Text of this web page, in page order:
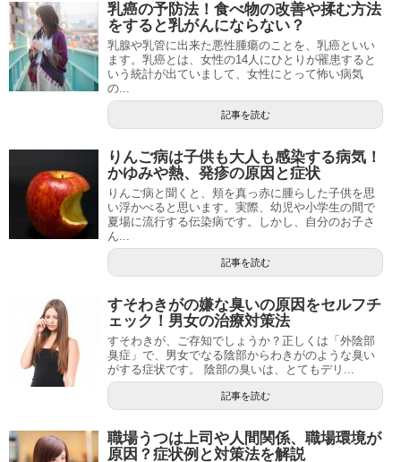
乳癌の予防法！食べ物の改善や揉む方法
をすると乳がんにならない？
乳腺や乳管に出来た悪性腫瘍のことを、乳癌といい
ます。乳癌とは、女性の14人にひとりが罹患すると
いう統計が出ていまして、女性にとって怖い病気
の...
記事を読む
りんご病は子供も大人も感染する病気！
かゆみや熱、発疹の原因と症状
りんご病と聞くと、頬を真っ赤に腫らした子供を思
い浮かべると思います。実際、幼児や小学生の間で
夏場に流行する伝染病です。しかし、自分のお子さ
ん...
記事を読む
すそわきがの嫌な臭いの原因をセルフチ
ェック！男女の治療対策法
すそわきが、ご存知でしょうか？正しくは「外陰部
臭症」で、男女でなる陰部からわきがのような臭い
がする症状です。 陰部の臭いは、とてもデリ...
記事を読む
職場うつは上司や人間関係、職場環境が
原因？症状例と対策法を解説